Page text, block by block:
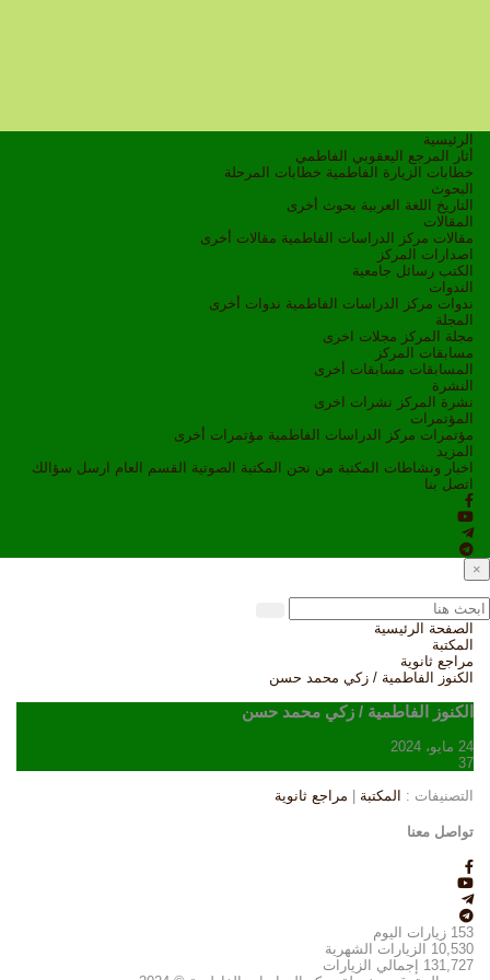
الرئيسية
أثار المرجع اليعقوبي الفاطمي
خطابات الزيارة الفاطمية خطابات المرحلة
البحوث
التاريخ
اللغة العربية بحوث أخرى
المقالات
مقالات مركز الدراسات الفاطمية مقالات أخرى
اصدارات المركز
الكتب رسائل جامعية
الندوات
ندوات مركز الدراسات الفاطمية ندوات أخرى
المجلة
مجلة المركز مجلات اخرى
مسابقات المركز
المسابقات مسابقات أخرى
النشرة
نشرة المركز نشرات اخرى
المؤتمرات
مؤتمرات مركز الدراسات الفاطمية مؤتمرات أخرى
المزيد
اخبار ونشاطات
المكتبة من نحن المكتبة الصوتية القسم العام ارسل سؤالك
اتصل بنا
×
الصفحة الرئيسية
المكتبة
مراجع ثانوية
الكنوز الفاطمية / زكي محمد حسن
الكنوز الفاطمية / زكي محمد حسن
24 مايو، 2024
37
التصنيفات : المكتبة مراجع ثانوية
تواصل معنا
153 زيارات اليوم
10,530
الزيارات الشهرية
131,727
إجمالي الزيارات